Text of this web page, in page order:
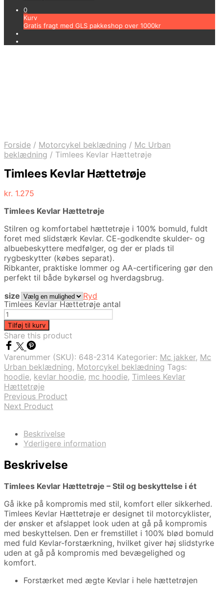
0
Kurv
Gratis fragt med GLS pakkeshop over 1000kr
Forside / Motorcykel beklædning / Mc Urban
beklædning / Timlees Kevlar Hættetrøje
Timlees Kevlar Hættetrøje
kr. 1.275
Timlees Kevlar Hættetrøje
Stilren og komfortabel hættetrøje i 100% bomuld, fuldt
foret med slidstærk Kevlar. CE-godkendte skulder- og
albuebeskyttere medfølger, og der er plads til
rygbeskytter (købes separat).
Ribkanter, praktiske lommer og AA-certificering gør den
perfekt til både bykørsel og hverdagsbrug.
size
Ryd
Timlees Kevlar Hættetrøje antal
Tilføj til kurv
Share this product
Varenummer (SKU): 648-2314 Kategorier: Mc jakker, Mc
Urban beklædning, Motorcykel beklædning Tags:
hoodie, kevlar hoodie, mc hoodie, Timlees Kevlar
Hættetrøje
Previous Product
Next Product
Beskrivelse
Yderligere information
Beskrivelse
Timlees Kevlar Hættetrøje – Stil og beskyttelse i ét
Gå ikke på kompromis med stil, komfort eller sikkerhed.
Timlees Kevlar Hættetrøje er designet til motorcyklister,
der ønsker et afslappet look uden at gå på kompromis
med beskyttelsen. Den er fremstillet i 100% blød bomuld
med fuld Kevlar-forstærkning, hvilket giver høj slidstyrke
uden at gå på kompromis med bevægelighed og
komfort.
Forstærket med ægte Kevlar i hele hættetrøjen